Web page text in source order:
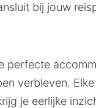
bij jouw
perfecte
verbleven.
je eerlijke